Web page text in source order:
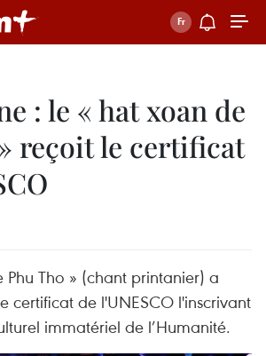
: le « hat xoan de
reçoit le certificat
Phu Tho » (chant printanier) a
certificat de l'UNESCO l'inscrivant
immatériel de l’Humanité.